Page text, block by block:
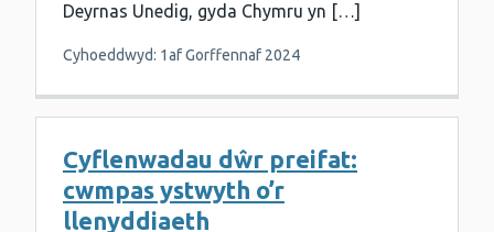
Deyrnas Unedig, gyda Chymru yn […]
Cyhoeddwyd: 1af Gorffennaf 2024
Cyflenwadau dŵr preifat:
cwmpas ystwyth o’r
llenyddiaeth